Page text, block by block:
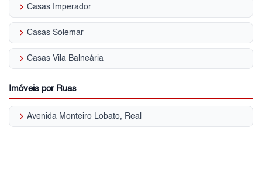
keyboard_arrow_right Casas Imperador
keyboard_arrow_right Casas Solemar
keyboard_arrow_right Casas Vila Balneária
Imóveis por Ruas
keyboard_arrow_right Avenida Monteiro Lobato, Real